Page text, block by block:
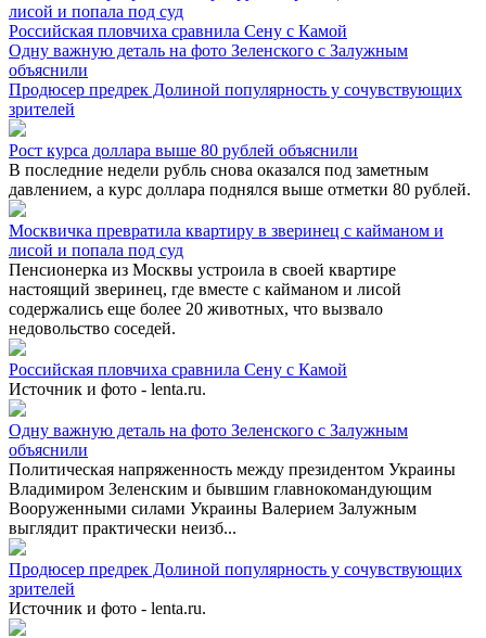
лисой и попала под суд
Российская пловчиха сравнила Сену с Камой
Одну важную деталь на фото Зеленского с Залужным
объяснили
Продюсер предрек Долиной популярность у сочувствующих
зрителей
Рост курса доллара выше 80 рублей объяснили
В последние недели рубль снова оказался под заметным
давлением, а курс доллара поднялся выше отметки 80 рублей.
Москвичка превратила квартиру в зверинец с кайманом и
лисой и попала под суд
Пенсионерка из Москвы устроила в своей квартире
настоящий зверинец, где вместе с кайманом и лисой
содержались еще более 20 животных, что вызвало
недовольство соседей.
Российская пловчиха сравнила Сену с Камой
Источник и фото - lenta.ru.
Одну важную деталь на фото Зеленского с Залужным
объяснили
Политическая напряженность между президентом Украины
Владимиром Зеленским и бывшим главнокомандующим
Вооруженными силами Украины Валерием Залужным
выглядит практически неизб...
Продюсер предрек Долиной популярность у сочувствующих
зрителей
Источник и фото - lenta.ru.